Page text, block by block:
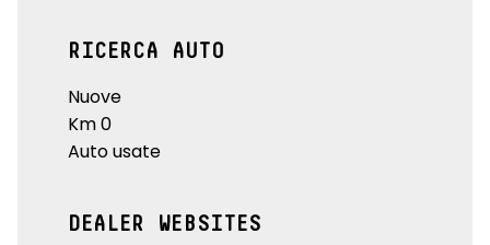
RICERCA AUTO
Nuove
Km 0
Auto usate
DEALER WEBSITES